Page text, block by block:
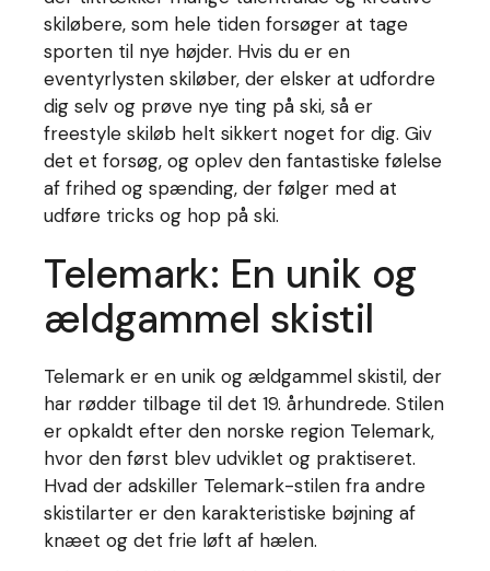
skiløbere, som hele tiden forsøger at tage
sporten til nye højder. Hvis du er en
eventyrlysten skiløber, der elsker at udfordre
dig selv og prøve nye ting på ski, så er
freestyle skiløb helt sikkert noget for dig. Giv
det et forsøg, og oplev den fantastiske følelse
af frihed og spænding, der følger med at
udføre tricks og hop på ski.
Telemark: En unik og
ældgammel skistil
Telemark er en unik og ældgammel skistil, der
har rødder tilbage til det 19. århundrede. Stilen
er opkaldt efter den norske region Telemark,
hvor den først blev udviklet og praktiseret.
Hvad der adskiller Telemark-stilen fra andre
skistilarter er den karakteristiske bøjning af
knæet og det frie løft af hælen.